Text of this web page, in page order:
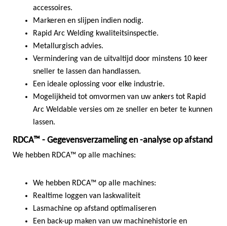
accessoires.
Markeren en slijpen indien nodig.
Rapid Arc Welding kwaliteitsinspectie.
Metallurgisch advies.
Vermindering van de uitvaltijd door minstens 10 keer
sneller te lassen dan handlassen.
Een ideale oplossing voor elke industrie.
Mogelijkheid tot omvormen van uw ankers tot Rapid
Arc Weldable versies om ze sneller en beter te kunnen
lassen.
RDCA™ - Gegevensverzameling en -analyse op afstand
We hebben RDCA™ op alle machines:
We hebben RDCA™ op alle machines:
Realtime loggen van laskwaliteit
Lasmachine op afstand optimaliseren
Een back-up maken van uw machinehistorie en